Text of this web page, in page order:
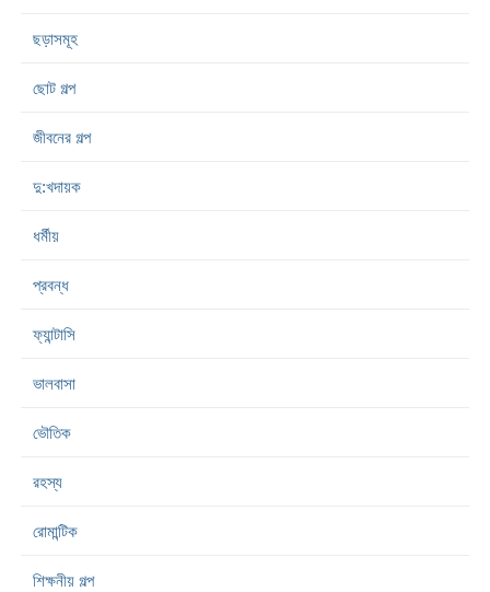
ছড়াসমূহ
ছোট গল্প
জীবনের গল্প
দু:খদায়ক
ধর্মীয়
প্রবন্ধ
ফ্যান্টাসি
ভালবাসা
ভৌতিক
রহস্য
রোমান্টিক
শিক্ষনীয় গল্প